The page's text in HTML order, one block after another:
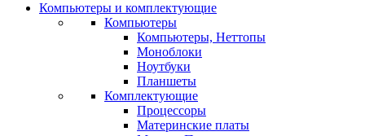
Компьютеры и комплектующие
Компьютеры
Компьютеры, Неттопы
Моноблоки
Ноутбуки
Планшеты
Комплектующие
Процессоры
Материнские платы